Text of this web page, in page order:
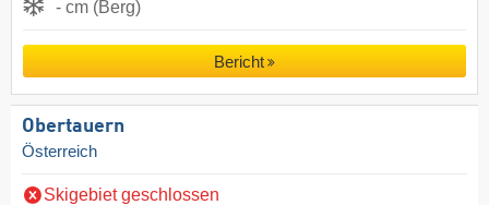
- cm (Berg)
Bericht
Obertauern
Österreich
Skigebiet geschlossen